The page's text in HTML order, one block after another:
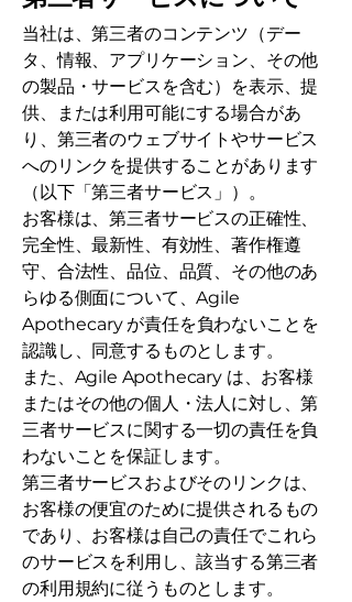
当社は、第三者のコンテンツ（デー
タ、情報、アプリケーション、その他
の製品・サービスを含む）を表示、提
供、または利用可能にする場合があ
り、第三者のウェブサイトやサービス
へのリンクを提供することがあります
（以下「第三者サービス」）。
お客様は、第三者サービスの正確性、
完全性、最新性、有効性、著作権遵
守、合法性、品位、品質、その他のあ
らゆる側面について、Agile
Apothecary が責任を負わないことを
認識し、同意するものとします。
また、Agile Apothecary は、お客様
またはその他の個人・法人に対し、第
三者サービスに関する一切の責任を負
わないことを保証します。
第三者サービスおよびそのリンクは、
お客様の便宜のために提供されるもの
であり、お客様は自己の責任でこれら
のサービスを利用し、該当する第三者
の利用規約に従うものとします。